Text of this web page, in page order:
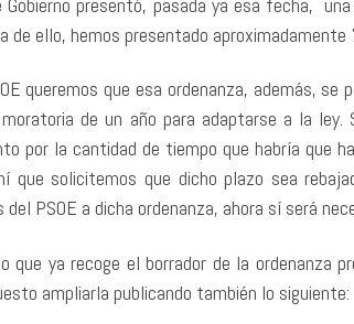
de ello, hemos presentado
queremos que esa ordenanza, además,
de un año para adaptarse a la ley.
por la cantidad de tiempo que habría que
que solicitemos que dicho plazo sea
PSOE a dicha ordenanza, ahora sí será
que ya recoge el borrador de la ordenanza
ampliarla publicando también lo siguiente: